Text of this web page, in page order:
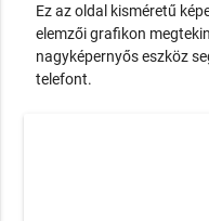
Ez az oldal kisméretű
elemzői grafikon
nagyképernyős eszköz
telefont.